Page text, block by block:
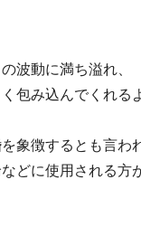
波動に満ち溢れ、
包み込んでくれる
象徴するとも言わ
どに使用される方